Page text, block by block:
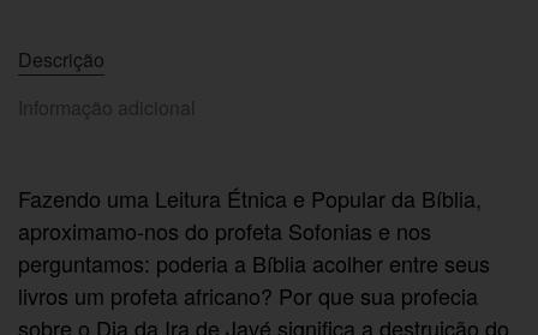
Descrição
Informação adicional
Fazendo uma Leitura Étnica e Popular da Bíblia,
aproximamo-nos do profeta Sofonias e nos
perguntamos: poderia a Bíblia acolher entre seus
livros um profeta africano? Por que sua profecia
sobre o Dia da Ira de Javé significa a destruição do